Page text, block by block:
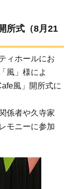
所式（8月21
ィホールにお
風」様によ
風」開所式に
係者や久寺家
モニーに参加